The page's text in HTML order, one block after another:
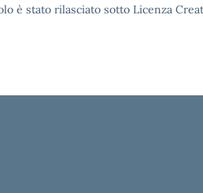
è stato rilasciato sotto Licenza